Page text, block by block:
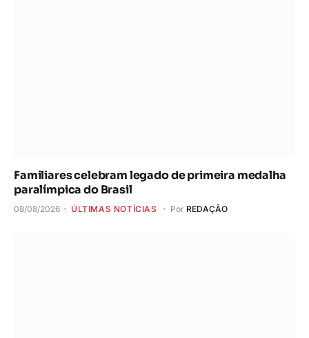
Familiares celebram legado de primeira medalha
paralímpica do Brasil
08/08/2026 ÚLTIMAS NOTÍCIAS Por REDAÇÃO